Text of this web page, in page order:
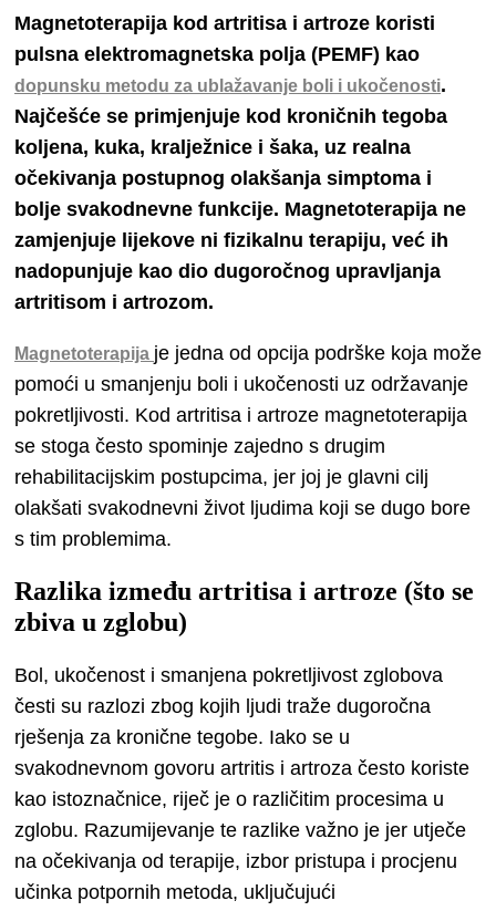
Magnetoterapija kod artritisa i artroze koristi
pulsna elektromagnetska polja (PEMF) kao
dopunsku metodu za ublažavanje boli i ukočenosti.
Najčešće se primjenjuje kod kroničnih tegoba
koljena, kuka, kralježnice i šaka, uz realna
očekivanja postupnog olakšanja simptoma i
bolje svakodnevne funkcije. Magnetoterapija ne
zamjenjuje lijekove ni fizikalnu terapiju, već ih
nadopunjuje kao dio dugoročnog upravljanja
artritisom i artrozom.
Magnetoterapija je jedna od opcija podrške koja može
pomoći u smanjenju boli i ukočenosti uz održavanje
pokretljivosti. Kod artritisa i artroze magnetoterapija
se stoga često spominje zajedno s drugim
rehabilitacijskim postupcima, jer joj je glavni cilj
olakšati svakodnevni život ljudima koji se dugo bore
s tim problemima.
Razlika između artritisa i artroze (što se
zbiva u zglobu)
Bol, ukočenost i smanjena pokretljivost zglobova
česti su razlozi zbog kojih ljudi traže dugoročna
rješenja za kronične tegobe. Iako se u
svakodnevnom govoru artritis i artroza često koriste
kao istoznačnice, riječ je o različitim procesima u
zglobu. Razumijevanje te razlike važno je jer utječe
na očekivanja od terapije, izbor pristupa i procjenu
učinka potpornih metoda, uključujući